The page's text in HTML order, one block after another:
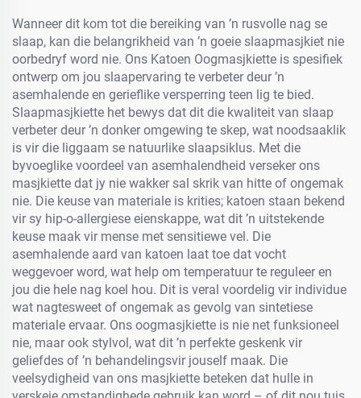
Wanneer dit kom tot die bereiking van ’n rusvolle nag se
slaap, kan die belangrikheid van ’n goeie slaapmasjkiet nie
oorbedryf word nie. Ons Katoen Oogmasjkiette is spesifiek
ontwerp om jou slaapervaring te verbeter deur ’n
asemhalende en gerieflike versperring teen lig te bied.
Slaapmasjkiette het bewys dat dit die kwaliteit van slaap
verbeter deur ’n donker omgewing te skep, wat noodsaaklik
is vir die liggaam se natuurlike slaapsiklus. Met die
byvoeglike voordeel van asemhalendheid verseker ons
masjkiette dat jy nie wakker sal skrik van hitte of ongemak
nie. Die keuse van materiale is krities; katoen staan bekend
vir sy hip-o-allergiese eienskappe, wat dit ’n uitstekende
keuse maak vir mense met sensitiewe vel. Die
asemhalende aard van katoen laat toe dat vocht
weggevoer word, wat help om temperatuur te reguleer en
jou die hele nag koel hou. Dit is veral voordelig vir individue
wat nagtesweet of ongemak as gevolg van sintetiese
materiale ervaar. Ons oogmasjkiette is nie net funksioneel
nie, maar ook stylvol, wat dit ’n perfekte geskenk vir
geliefdes of ’n behandelingsvir jouself maak. Die
veelsydigheid van ons masjkiette beteken dat hulle in